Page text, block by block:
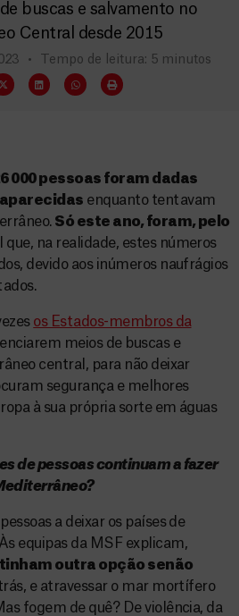
buscas e salvamento no
Central desde 2015
Tempo de leitura: 5 minutos
000 pessoas foram dadas
enquanto tentavam
Só este ano, foram, pelo
que, na realidade, estes números
devido aos inúmeros naufrágios
os Estados-membros da
meios de buscas e
central, para não deixar
segurança e melhores
à sua própria sorte em águas
de pessoas continuam a fazer
a deixar os países de
equipas da MSF explicam,
outra opção senão
e atravessar o mar mortífero
fogem de quê? De violência, da